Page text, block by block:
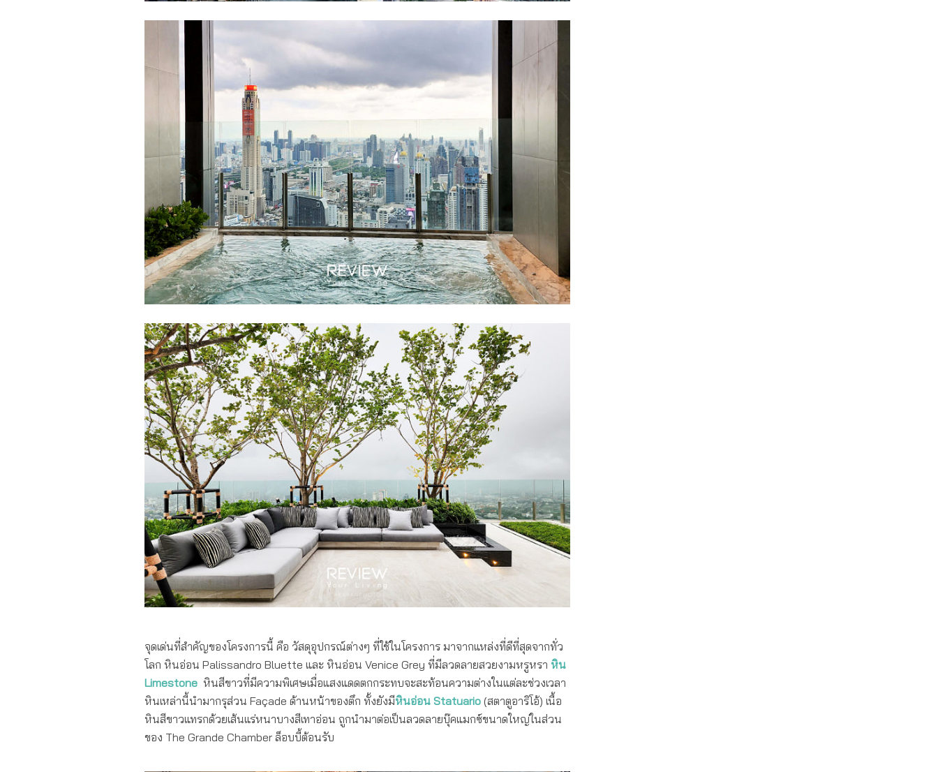
จุดเด่นที่สำคัญของโครงการนี้ คือ วัสดุอุปกรณ์ต่างๆ ที่ใช้ในโครงการ มาจากแหล่งที่ดีที่สุดจากทั่ว
โลก หินอ่อน Palissandro Bluette และ หินอ่อน Venice Grey ที่มีลวดลายสวยงามหรูหรา หิน
Limestone หินสีขาวที่มีความพิเศษเมื่อแสงแดดตกกระทบจะสะท้อนความต่างในแต่ละช่วงเวลา
หินเหล่านี้นำมากรุส่วน Façade ด้านหน้าของตึก ทั้งยังมีหินอ่อน Statuario (สตาตูอาริโอ้) เนื้อ
หินสีขาวแทรกด้วยเส้นแร่หนาบางสีเทาอ่อน ถูกนำมาต่อเป็นลวดลายบุ๊คแมกซ์ขนาดใหญ่ในส่วน
ของ The Grande Chamber ล็อบบี้ต้อนรับ